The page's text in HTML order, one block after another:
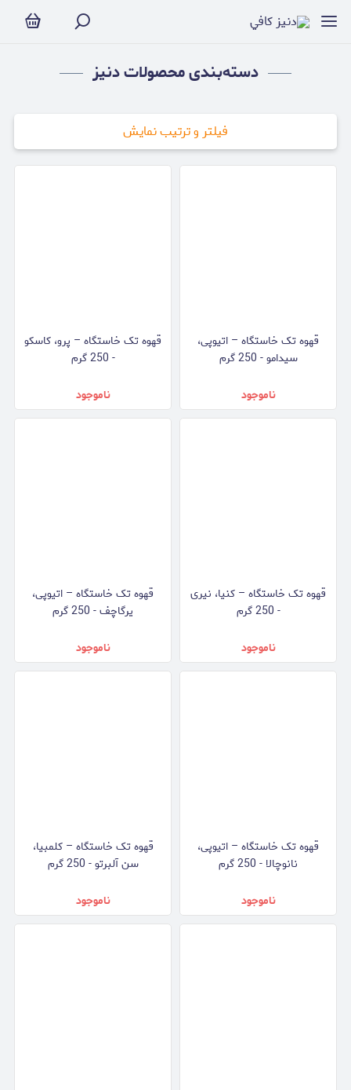
دسته‌بندی محصولات دنیز
فیلتر و ترتیب نمایش
قهوه تک خاستگاه – اتیوپی،
سیدامو - 250 گرم
ناموجود
قهوه تک خاستگاه – پرو، کاسکو
- 250 گرم
ناموجود
قهوه تک خاستگاه – کنیا، نیری
- 250 گرم
ناموجود
قهوه تک خاستگاه – اتیوپی،
یرگاچف - 250 گرم
ناموجود
قهوه تک خاستگاه – اتیوپی،
نانوچالا - 250 گرم
ناموجود
قهوه تک خاستگاه – کلمبیا،
سن آلبرتو - 250 گرم
ناموجود